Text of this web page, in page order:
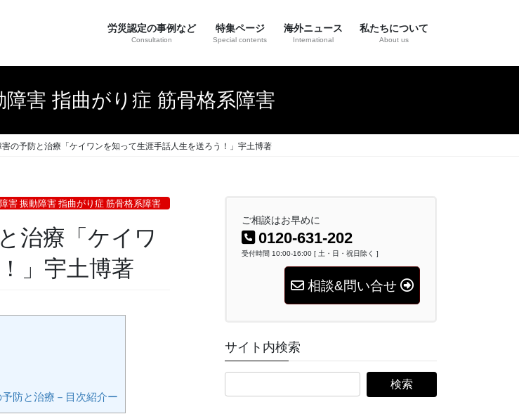
労災認定の事例など
Consultation
特集ページ
Special contents
海外ニュース
International
私たちについて
About us
害 指曲がり症 筋骨格系障害
の予防と治療「ケイワンを知って生涯手話人生を送ろう！」宇土博著
害 振動障害 指曲がり症 筋骨格系障害
治療「ケイワ
」宇土博著
防と治療－目次紹介ー
ご相談はお早めに
0120-631-202
受付時間 10:00-16:00 [ 土・日・祝日除く ]
相談&問い合せ
サイト内検索